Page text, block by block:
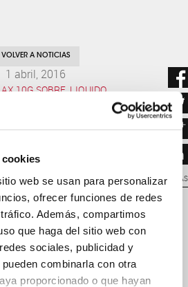
cookies
web se usan para personalizar
ofrecer funciones de redes
Además, compartimos
que haga del sitio web con
sociales, publicidad y
combinarla con otra
proporcionado o que hayan
VOLVER A NOTICIAS
1 abril, 2016
10G SOBRE_LIQUIDO
NOTICIAS RELACIONADAS